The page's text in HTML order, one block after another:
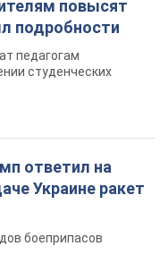
повысят
подробности
педагогам
студенческих
ответил на
Украине ракет
боеприпасов